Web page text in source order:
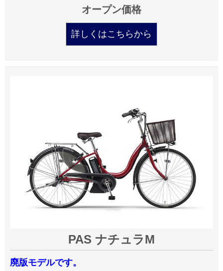
オープン価格
詳しくはこちらから
PAS ナチュラM
廃版モデルです。